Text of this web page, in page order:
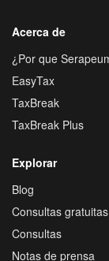
Acerca de
¿Por que
EasyTax
TaxBreak
TaxBreak Plus
Explorar
Blog
Consultas gratuitas
Consultas
Notas de prensa